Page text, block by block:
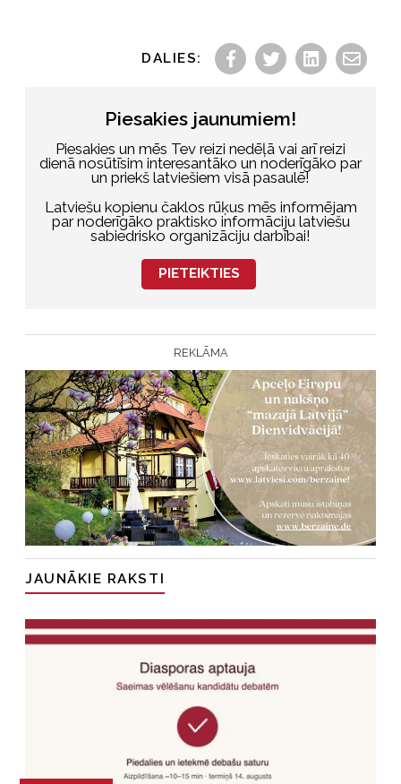
DALIES:
Piesakies jaunumiem!
Piesakies un mēs Tev reizi nedēļā vai arī reizi
dienā nosūtīsim interesantāko un noderīgāko par
un priekš latviešiem visā pasaulē!
Latviešu kopienu čaklos rūķus mēs informējam
par noderīgāko praktisko informāciju latviešu
sabiedrisko organizāciju darbībai!
PIETEIKTIES
REKLĀMA
JAUNĀKIE RAKSTI